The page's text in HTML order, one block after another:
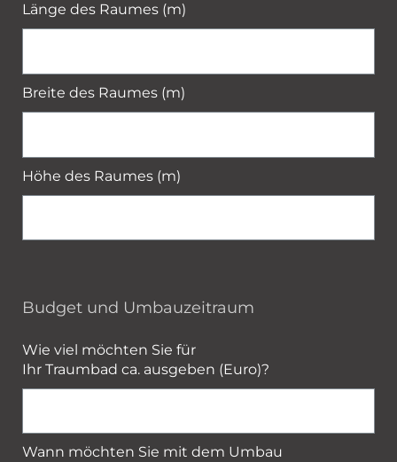
Länge des Raumes (m)
Breite des Raumes (m)
Höhe des Raumes (m)
Budget und Umbauzeitraum
Wie viel möchten Sie für
Ihr Traumbad ca. ausgeben (Euro)?
Wann möchten Sie mit dem Umbau